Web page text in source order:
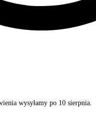
wysyłamy po 10 sierpnia.